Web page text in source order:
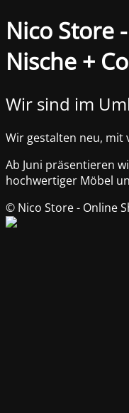
Nico Store
Nische +
Wir sind im
Wir gestalten neu, mit
Ab Juni präsentieren
hochwertiger Möbel
© Nico Store - Online